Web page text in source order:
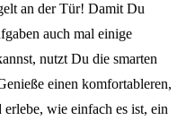
an der Tür! Damit Du
auch mal einige
nutzt Du die smarten
einen komfortableren,
wie einfach es ist, ein